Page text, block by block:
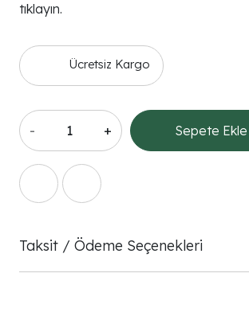
tıklayın.
Ücretsiz Kargo
- + Sepete Ekle
Taksit / Ödeme Seçenekleri